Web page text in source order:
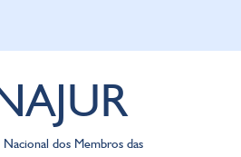
Nacional dos Membros das